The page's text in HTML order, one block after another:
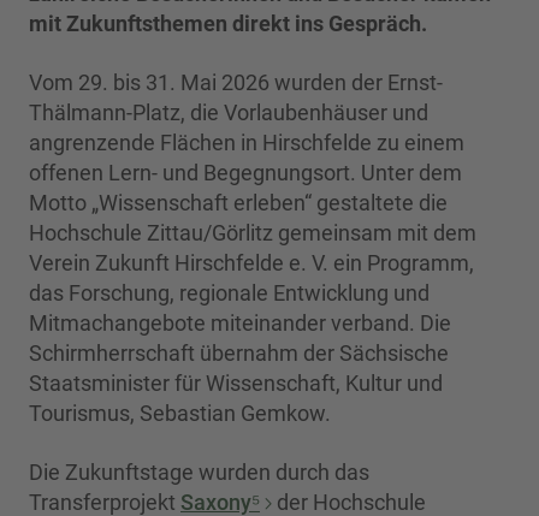
mit Zukunftsthemen direkt ins Gespräch.
Vom 29. bis 31. Mai 2026 wurden der Ernst-
Thälmann-Platz, die Vorlaubenhäuser und
angrenzende Flächen in Hirschfelde zu einem
offenen Lern- und Begegnungsort. Unter dem
Motto „Wissenschaft erleben“ gestaltete die
Hochschule Zittau/Görlitz gemeinsam mit dem
Verein Zukunft Hirschfelde e. V. ein Programm,
das Forschung, regionale Entwicklung und
Mitmachangebote miteinander verband. Die
Schirmherrschaft übernahm der Sächsische
Staatsminister für Wissenschaft, Kultur und
Tourismus, Sebastian Gemkow.
Die Zukunftstage wurden durch das
Transferprojekt Saxony⁵
der Hochschule